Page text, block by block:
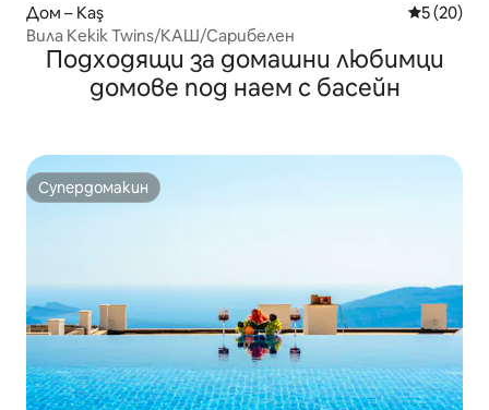
Дом – Kaş Средна
5 (20)
Вила Kekik Twins/КАШ/Сарибелен
Подходящи за домашни любимци
домове под наем с басейн
Супердомакин
Супердомакин